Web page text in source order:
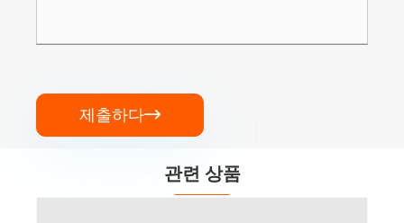
제출하다
관련 상품